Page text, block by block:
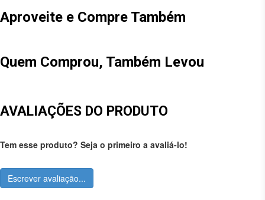
Aproveite e Compre Também
Quem Comprou, Também Levou
AVALIAÇÕES DO PRODUTO
Tem esse produto? Seja o primeiro a avaliá-lo!
Escrever avaliação...